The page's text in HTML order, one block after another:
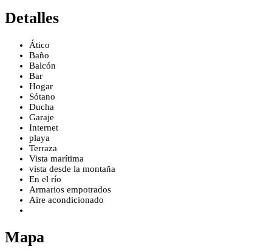
Detalles
Ático
Baño
Balcón
Bar
Hogar
Sótano
Ducha
Garaje
Internet
playa
Terraza
Vista marítima
vista desde la montaña
En el río
Armarios empotrados
Aire acondicionado
Mapa